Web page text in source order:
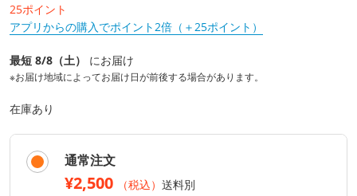
25ポイント
アプリからの購入でポイント2倍（＋25ポイント）
最短 8/8（土） にお届け
※お届け地域によってお届け日が前後する場合があります。
在庫あり
通常注文
¥2,500 （税込） 送料別